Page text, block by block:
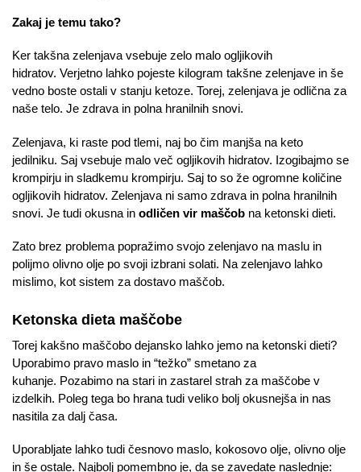
Zakaj je temu tako?
Ker takšna zelenjava vsebuje zelo malo ogljikovih
hidratov. Verjetno lahko pojeste kilogram takšne zelenjave in še
vedno boste ostali v stanju ketoze. Torej, zelenjava je odlična za
naše telo. Je zdrava in polna hranilnih snovi.
Zelenjava, ki raste pod tlemi, naj bo čim manjša na keto
jedilniku. Saj vsebuje malo več ogljikovih hidratov. Izogibajmo se
krompirju in sladkemu krompirju. Saj to so že ogromne količine
ogljikovih hidratov. Zelenjava ni samo zdrava in polna hranilnih
snovi. Je tudi okusna in odličen vir maščob na ketonski dieti.
Zato brez problema popražimo svojo zelenjavo na maslu in
polijmo olivno olje po svoji izbrani solati. Na zelenjavo lahko
mislimo, kot sistem za dostavo maščob.
Ketonska dieta maščobe
Torej kakšno maščobo dejansko lahko jemo na ketonski dieti?
Uporabimo pravo maslo in “težko” smetano za
kuhanje. Pozabimo na stari in zastarel strah za maščobe v
izdelkih. Poleg tega bo hrana tudi veliko bolj okusnejša in nas
nasitila za dalj časa.
Uporabljate lahko tudi česnovo maslo, kokosovo olje, olivno olje
in še ostale. Najbolj pomembno je, da se zavedate naslednje: